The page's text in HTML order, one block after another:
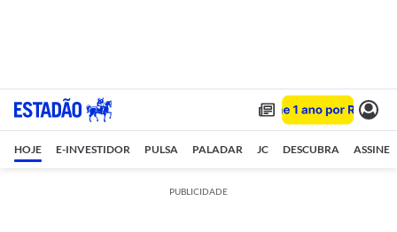
HOJE E-INVESTIDOR PULSA PALADAR JC DESCUBRA ASSINE
PUBLICIDADE